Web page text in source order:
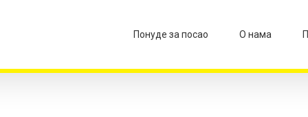
Понуде за посао О нама